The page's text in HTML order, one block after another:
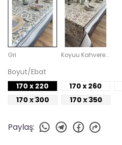
Gri Koyuu Kahverengi
Boyut/Ebat
170 x 220
170 x 260
170 x 300
170 x 350
Paylaş: